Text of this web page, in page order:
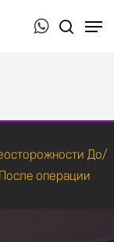
До/
После операции